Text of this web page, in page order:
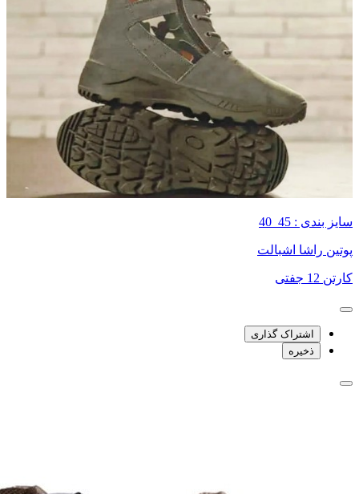
سایز بندی : 45_40
پوتین راشا اشبالت
کارتن 12 جفتی
اشتراک گذاری
ذخیره